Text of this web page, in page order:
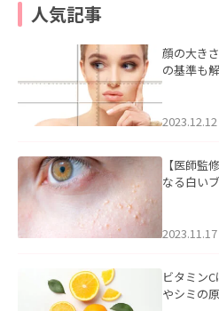
人気記事
顔の大き
の基準も
2023.12.12
【医師監
なる白い
2023.11.17
ビタミン
やシミの